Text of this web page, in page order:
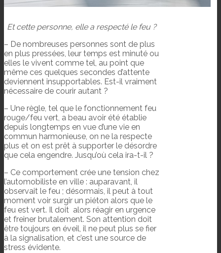
Et cette personne, elle a respecté le feu ?
– De nombreuses personnes sont de plus
en plus pressées, leur temps est minuté ou
elles le vivent comme tel, au point que
même ces quelques secondes d’attente
deviennent insupportables. Est-il vraiment
nécessaire de courir autant ?
– Une règle, tel que le fonctionnement feu
rouge/feu vert, a beau avoir été établie
depuis longtemps en vue d’une vie en
commun harmonieuse, on ne la respecte
plus et on est prêt à supporter le désordre
que cela engendre. Jusqu’où cela ira-t-il ?
– Ce comportement crée une tension chez
l’automobiliste en ville : auparavant, il
observait le feu ; désormais, il peut à tout
moment voir surgir un piéton alors que le
feu est vert. Il doit alors réagir en urgence
et freiner brutalement. Son attention doit
être toujours en éveil, il ne peut plus se fier
à la signalisation, et c’est une source de
stress évidente.